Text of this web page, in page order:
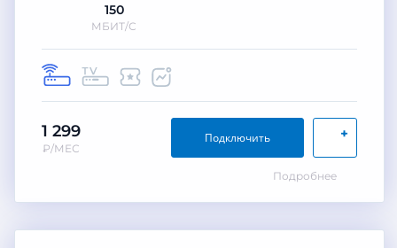
150
МБИТ/С
1 299
₽/МЕС
+
Подключить
Подробнее